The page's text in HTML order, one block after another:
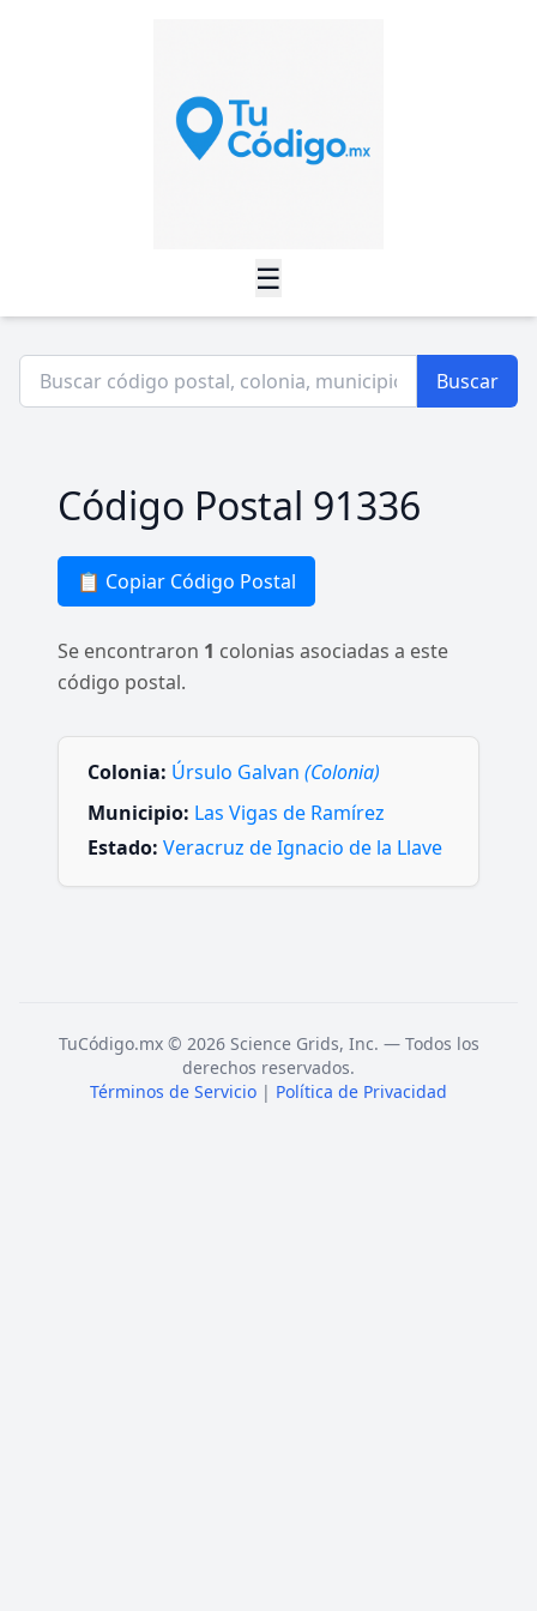
☰
Buscar
Código Postal 91336
📋 Copiar Código Postal
Se encontraron 1 colonias asociadas a este
código postal.
Colonia: Úrsulo Galvan (Colonia)
Municipio: Las Vigas de Ramírez
Estado: Veracruz de Ignacio de la Llave
TuCódigo.mx © 2026 Science Grids, Inc. — Todos los
derechos reservados.
Términos de Servicio | Política de Privacidad